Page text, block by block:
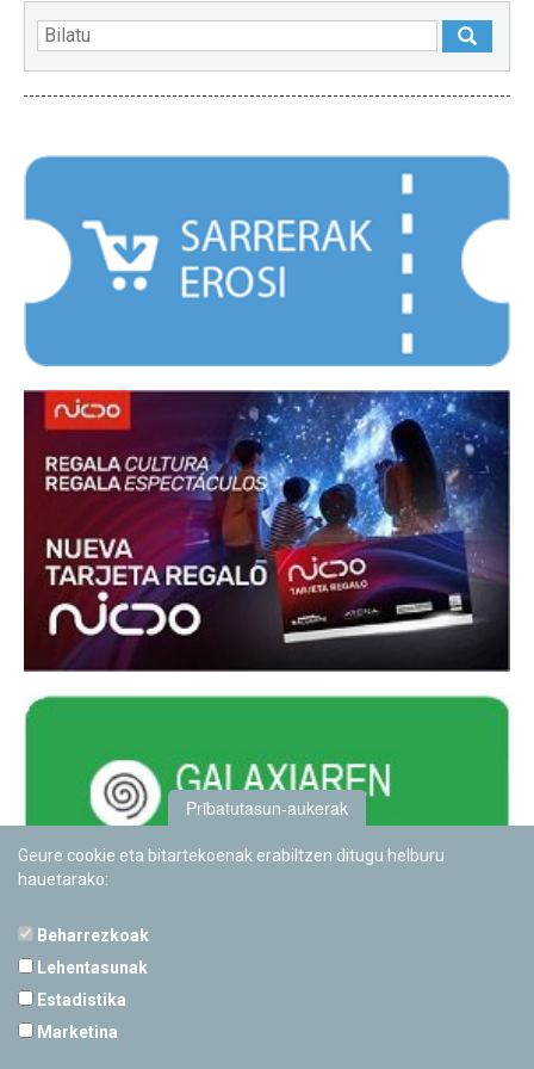
Pribatutasun-aukerak
Geure cookie eta bitartekoenak erabiltzen ditugu helburu
hauetarako:
Beharrezkoak
Lehentasunak
Estadistika
Marketina